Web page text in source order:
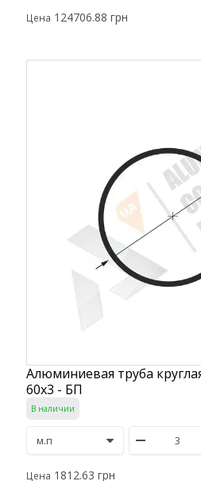
Цена 124706.88 грн
Алюминиевая труба
60х3 - БП
В наличии
Цена 1812.63 грн